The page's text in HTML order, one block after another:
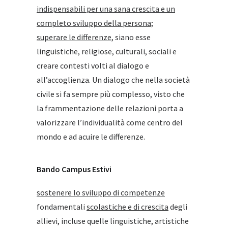
indispensabili per una sana crescita e un
completo sviluppo della persona;
superare le differenze, siano esse
linguistiche, religiose, culturali, sociali e
creare contesti volti al dialogo e
all’accoglienza. Un dialogo che nella società
civile si fa sempre più complesso, visto che
la frammentazione delle relazioni porta a
valorizzare l’individualità come centro del
mondo e ad acuire le differenze.
Bando Campus Estivi
sostenere lo sviluppo di competenze
fondamentali scolastiche e di crescita degli
allievi, incluse quelle linguistiche, artistiche